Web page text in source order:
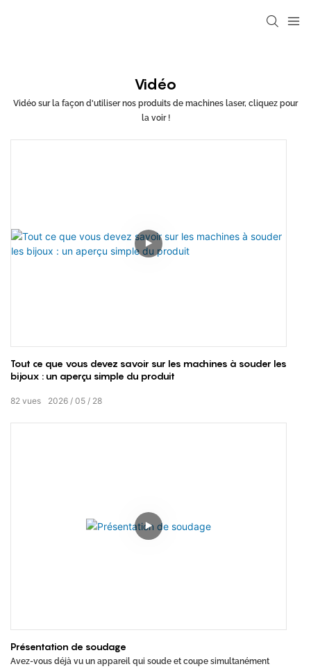
Vidéo
Vidéo sur la façon d'utiliser nos produits de machines laser, cliquez pour
la voir !
Tout ce que vous devez savoir sur les machines à souder les
bijoux : un aperçu simple du produit
2026 05 28
82 vues
Présentation de soudage
Avez-vous déjà vu un appareil qui soude et coupe simultanément